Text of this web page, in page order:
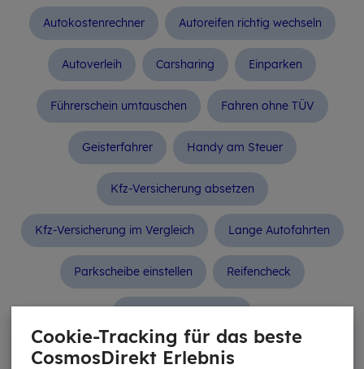
Cookie-Tracking für das beste
CosmosDirekt Erlebnis
Auto­kos­ten­rechner Autoreifen richtig wechseln
Autoverleih Carsharing Einparken
Führerschein umtauschen Fahren ohne TÜV
Geisterfahrer Handy am Steuer
Kfz-Versicherung absetzen
Kfz-Versicherung im Vergleich Lange Autofahrten
Parkscheibe einstellen Reifencheck